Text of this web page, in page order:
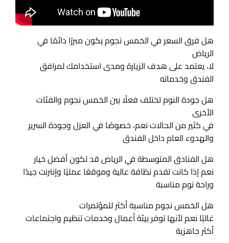
هل فرق السعر في الخمس نجوم يكون مبررًا دائمًا في
الرياض
لا، يعتمد على هدف الزيارة ومدى استخدامك لمرافق
الفندق وخدماته
هل جودة النوم تختلف فعلًا بين الخمس نجوم والفئات
الأخرى
في كثير من الحالات نعم، خصوصًا في العزل وجودة السرير
والهدوء العام داخل الفندق
هل الفنادق المتوسطة في الرياض قد تكون أفضل خيار
نعم إذا كانت تقدم نظافة عالية وموقعًا عمليًا وإنترنت جيدًا
وراحة نوم مناسبة
هل الخمس نجوم مناسبة أكثر للمؤتمرات
غالبًا نعم لأنها توفر بيئة أعمال وخدمات تنظيم واجتماعات
أكثر جاهزية